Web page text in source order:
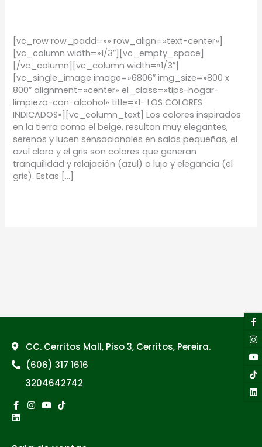
[vc_row row_padd=»» row_align=»text-center»]
[vc_column width=»1/3″][vc_empty_space]
[/vc_column][vc_column width=»1/3″]
[vc_single_image image=»6806″ img_size=»800 x
800″ alignment=»center» el_class=»tips-hogar-
limpieza-con-alcohol» title=»1- LOS COLORES
INDICADOS»][vc_column_text] Los colores inspirados
en la tierra como el beige, resultan muy elegantes,
serenos y lucen sensacionales en salas pequeñas, el
azul claro y el gris son colores que generan
tranquilidad y relajación (azul) o lujo y elegancia (el
gris). Estas […]
CC. Cerritos Mall, Piso 3, Cerritos, Pereira.
(606) 317 1616
3204642742
Facebook-
f
Instagram
Youtube
Tiktok
Linkedin
f